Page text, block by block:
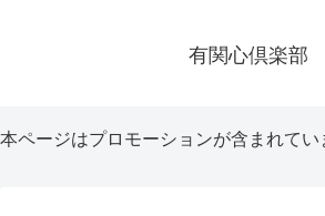
有関心倶楽部
本ページはプロモーションが含まれてい